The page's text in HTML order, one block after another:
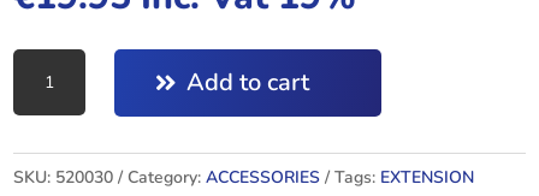
POLE
BRASS
Add to cart
SKU: 520030 Category:ACCESSORIES Tags: EXTENSION